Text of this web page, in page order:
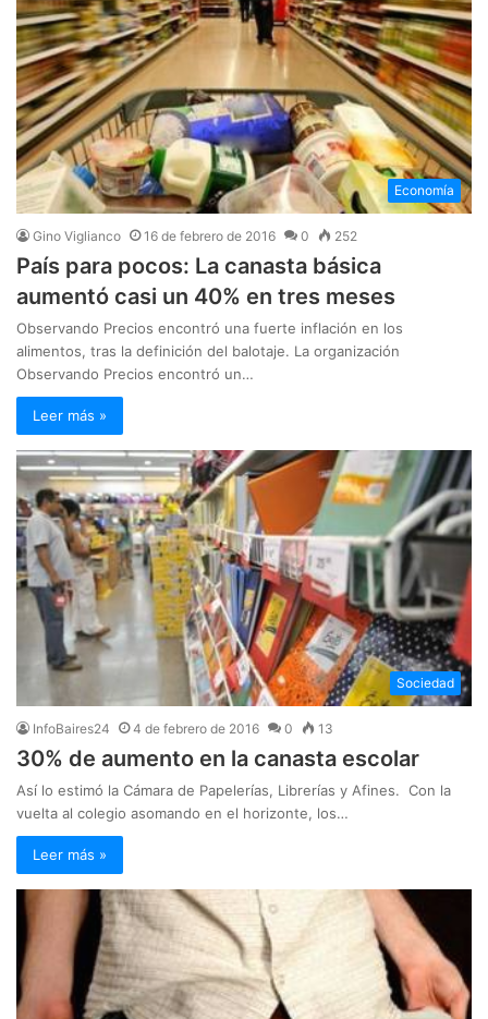
Economía
Gino Viglianco 16 de febrero de 2016 0 252
País para pocos: La canasta básica
aumentó casi un 40% en tres meses
Observando Precios encontró una fuerte inflación en los
alimentos, tras la definición del balotaje. La organización
Observando Precios encontró un…
Leer más »
Sociedad
InfoBaires24 4 de febrero de 2016 0 13
30% de aumento en la canasta escolar
Así lo estimó la Cámara de Papelerías, Librerías y Afines. Con la
vuelta al colegio asomando en el horizonte, los…
Leer más »